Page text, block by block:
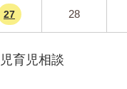
27 28
育児相談